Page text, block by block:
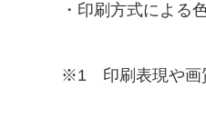
・印刷方式による
※1 印刷表現や画